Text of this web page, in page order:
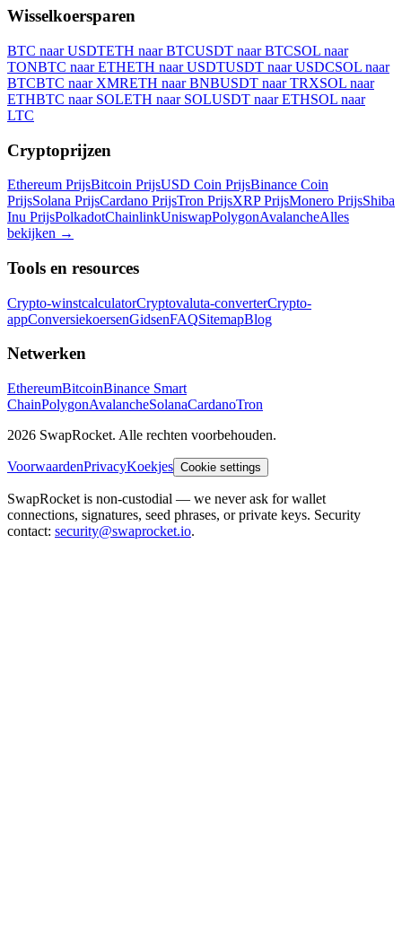
Wisselkoersparen
BTC naar USDTETH naar BTCUSDT naar BTCSOL naar
TONBTC naar ETHETH naar USDTUSDT naar USDCSOL naar
BTCBTC naar XMRETH naar BNBUSDT naar TRXSOL naar
ETHBTC naar SOLETH naar SOLUSDT naar ETHSOL naar
LTC
Cryptoprijzen
Ethereum PrijsBitcoin PrijsUSD Coin PrijsBinance Coin
PrijsSolana PrijsCardano PrijsTron PrijsXRP PrijsMonero PrijsShiba
Inu PrijsPolkadotChainlinkUniswapPolygonAvalancheAlles
bekijken →
Tools en resources
Crypto-winstcalculatorCryptovaluta-converterCrypto-
appConversiekoersenGidsenFAQSitemapBlog
Netwerken
EthereumBitcoinBinance Smart
ChainPolygonAvalancheSolanaCardanoTron
2026 SwapRocket. Alle rechten voorbehouden.
VoorwaardenPrivacyKoekjes Cookie settings
SwapRocket is non-custodial — we never ask for wallet
connections, signatures, seed phrases, or private keys. Security
contact: security@swaprocket.io.